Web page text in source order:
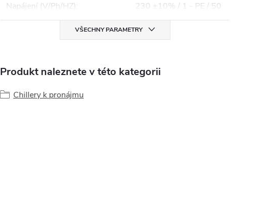
Napájení (V/Ph/HZ): 230 ±10% / 1 - PE / 50
VŠECHNY PARAMETRY
Produkt naleznete v této kategorii
Chillery k pronájmu